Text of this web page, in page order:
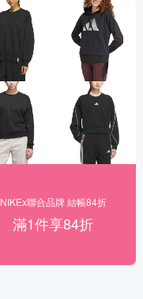
NIKEx聯合品牌 結帳84折
滿1件享84折